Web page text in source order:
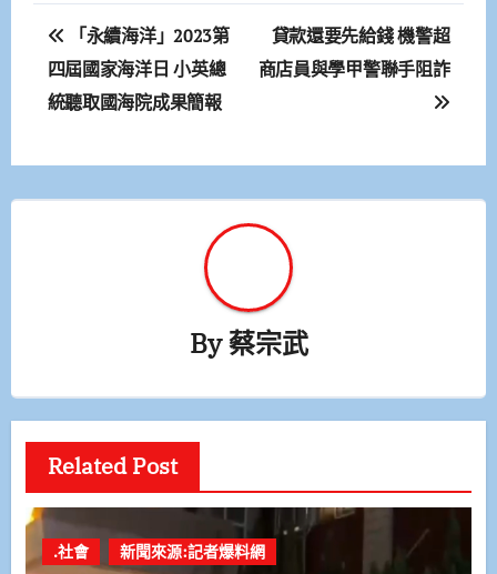
文
章
導
覽
「永續海洋」2023第
四屆國家海洋日 小英總
統聽取國海院成果簡報
貸款還要先給錢 機警超
商店員與學甲警聯手阻詐
By蔡宗武
Related Post
.社會 新聞來源:記者爆料網